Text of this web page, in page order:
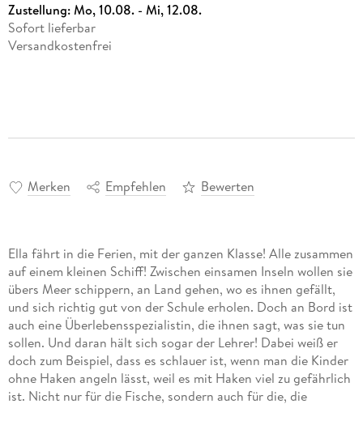
Zustellung:Mo, 10.08. - Mi, 12.08.
Sofort lieferbar
Versandkostenfrei
Merken Empfehlen Bewerten
Ella fährt in die Ferien, mit der ganzen Klasse! Alle zusammen
auf einem kleinen Schiff! Zwischen einsamen Inseln wollen sie
übers Meer schippern, an Land gehen, wo es ihnen gefällt,
und sich richtig gut von der Schule erholen. Doch an Bord ist
auch eine Überlebensspezialistin, die ihnen sagt, was sie tun
sollen. Und daran hält sich sogar der Lehrer! Dabei weiß er
doch zum Beispiel, dass es schlauer ist, wenn man die Kinder
ohne Haken angeln lässt, weil es mit Haken viel zu gefährlich
ist. Nicht nur für die Fische, sondern auch für die, die